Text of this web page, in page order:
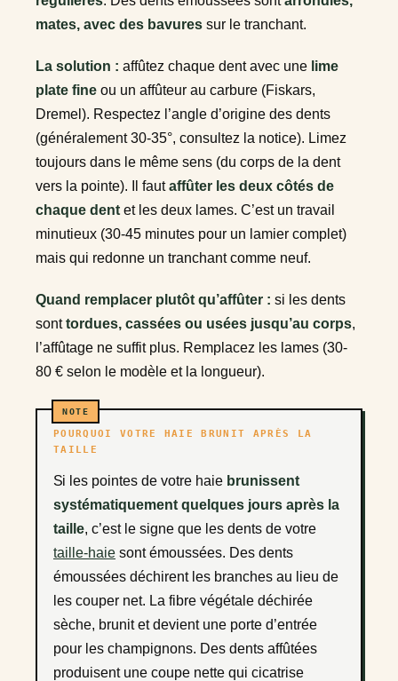
mates, avec des bavures sur le tranchant.
La solution : affûtez chaque dent avec une lime
plate fine ou un affûteur au carbure (Fiskars,
Dremel). Respectez l’angle d’origine des dents
(généralement 30-35°, consultez la notice). Limez
toujours dans le même sens (du corps de la dent
vers la pointe). Il fautaffûter les deux côtés de
chaque dent et les deux lames. C’est un travail
minutieux (30-45 minutes pour un lamier complet)
mais qui redonne un tranchant comme neuf.
Quand remplacer plutôt qu’affûter : si les dents
sonttordues, cassées ou usées jusqu’au corps,
l’affûtage ne suffit plus. Remplacez les lames (30-
80 € selon le modèle et la longueur).
POURQUOI VOTRE HAIE BRUNIT APRÈS LA
TAILLE
Si les pointes de votre haie brunissent
systématiquement quelques jours après la
taille, c’est le signe que les dents de votre
taille-haie sont émoussées. Des dents
émoussées déchirent les branches au lieu de
les couper net. La fibre végétale déchirée
sèche, brunit et devient une porte d’entrée
pour les champignons. Des dents affûtées
produisent une coupe nette qui cicatrise